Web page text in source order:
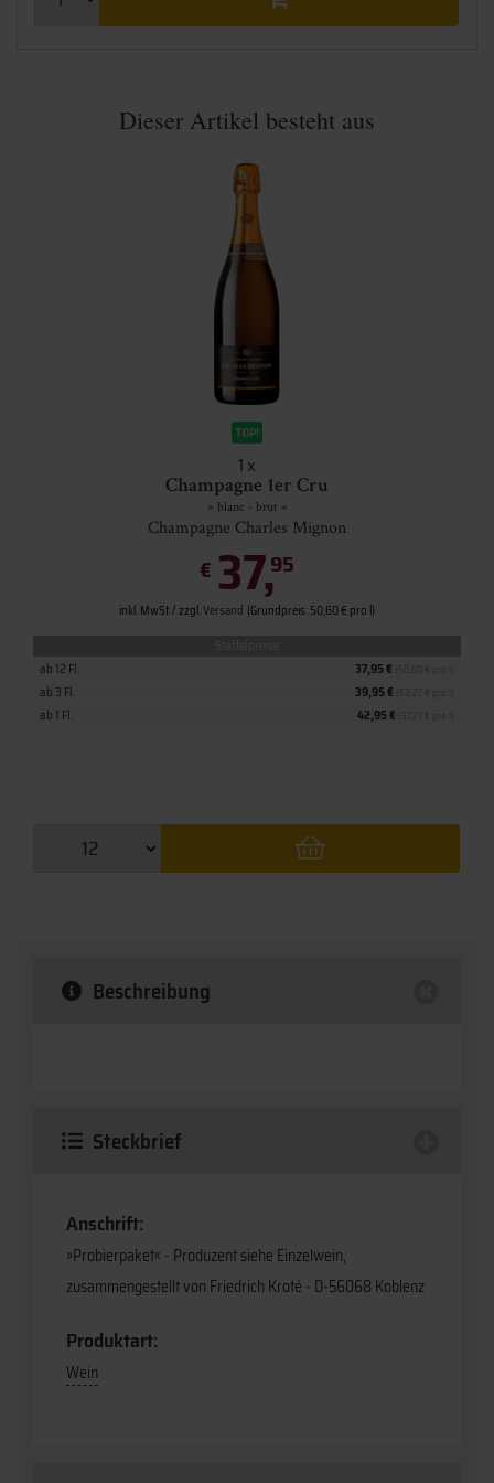
Dieser Artikel besteht aus
1 x
Champagne 1er Cru
» blanc - brut «
Champagne Charles Mignon
€ 37,95
inkl. MwSt. / zzgl.Versand (Grundpreis: 50,60 € pro l)
ab 1 Fl. 42,95 €
ab 3 Fl. 39,95 €
ab 12 Fl. 37,95 €
Beschreibung
Steckbrief
Anschrift:
»Probierpaket« - Produzent siehe Einzelwein,
zusammengestellt von Friedrich Kroté - D-56068 Koblenz
Produktart:
Wein